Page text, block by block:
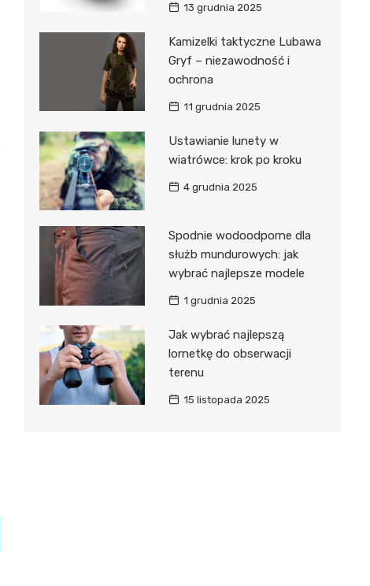
13 grudnia 2025
Kamizelki taktyczne Lubawa
Gryf – niezawodność i
ochrona
11 grudnia 2025
Ustawianie lunety w
wiatrówce: krok po kroku
4 grudnia 2025
Spodnie wodoodporne dla
służb mundurowych: jak
wybrać najlepsze modele
1 grudnia 2025
Jak wybrać najlepszą
lornetkę do obserwacji
terenu
15 listopada 2025